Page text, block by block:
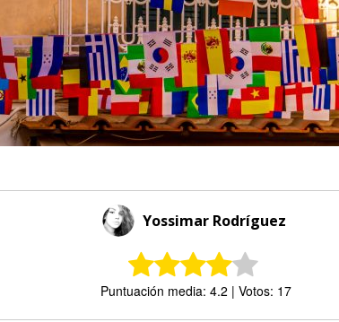
Yossimar Rodríguez
Puntuación media: 4.2 | Votos: 17